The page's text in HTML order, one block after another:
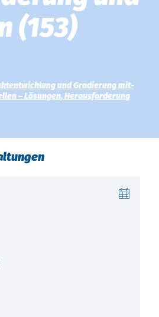
Termine
Downloads
und Gra­die­rung mit­
– Lös­un­gen, He­raus­for­de­rung
(153)